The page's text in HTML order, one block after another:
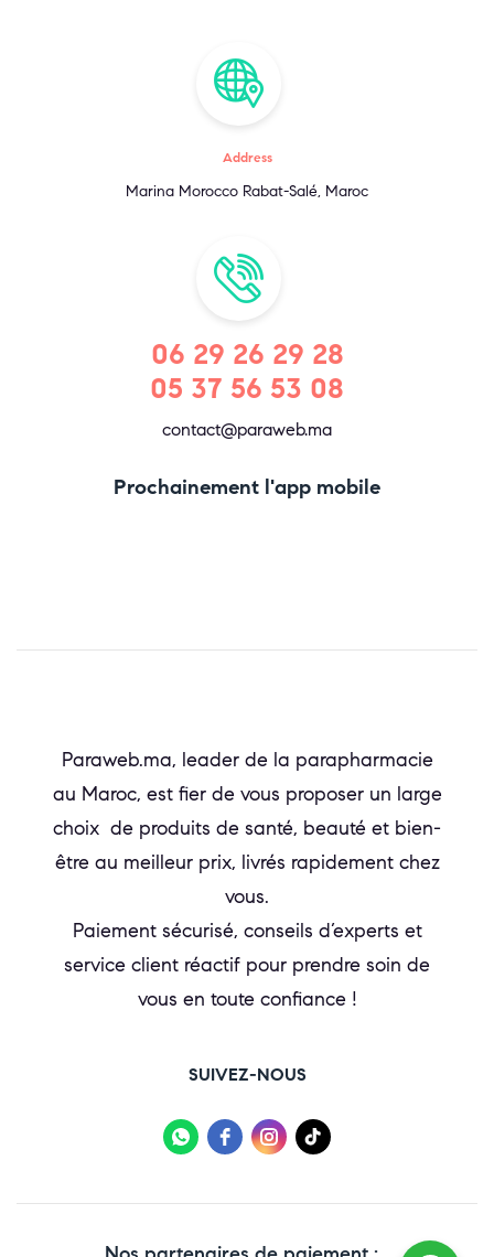
Address
Marina Morocco Rabat-Salé, Maroc
06 29 26 29 28
05 37 56 53 08
contact@paraweb.ma
Prochainement l'app mobile
Paraweb.ma, leader de la parapharmacie
au Maroc, est fier de vous proposer un large
choix de produits de santé, beauté et bien-
être au meilleur prix, livrés rapidement chez
vous.
Paiement sécurisé, conseils d’experts et
service client réactif pour prendre soin de
vous en toute confiance !
SUIVEZ-NOUS